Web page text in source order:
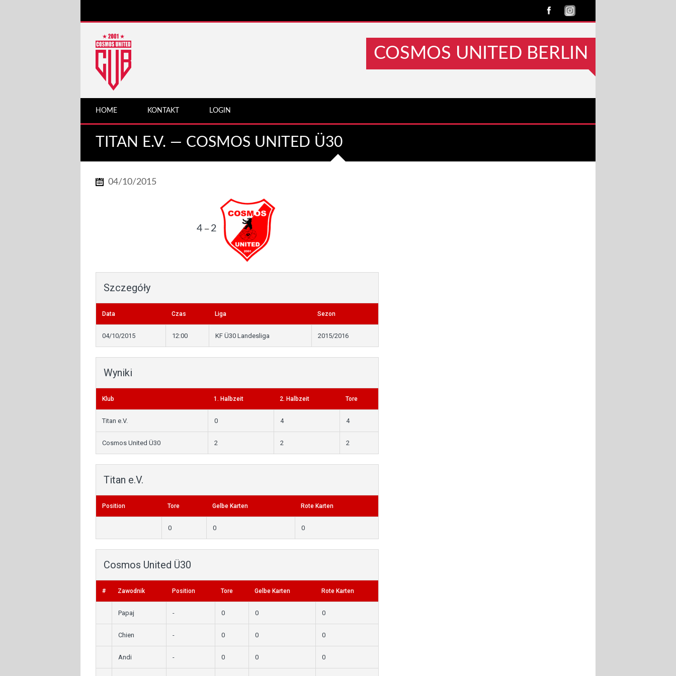
COSMOS UNITED BERLIN
HOME KONTAKT LOGIN
TITAN E.V. — COSMOS UNITED Ü30
04/10/2015
4 — 2
Szczegóły
Data Czas Liga Sezon
04/10/2015 12:00 KF Ü30 Landesliga 2015/2016
Wyniki
Klub 1. Halbzeit 2. Halbzeit Tore
Titan e.V. 0 4 4
Cosmos United Ü30 2 2 2
Titan e.V.
Position Tore Gelbe Karten Rote Karten
0 0 0
Cosmos United Ü30
# Zawodnik Position Tore Gelbe Karten Rote Karten
Papaj - 0 0 0
Chien - 0 0 0
Andi - 0 0 0